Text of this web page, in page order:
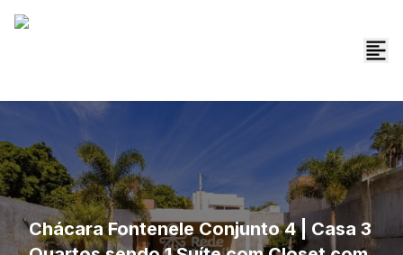
Chácara Fontenele Conjunto 4 | Casa 3